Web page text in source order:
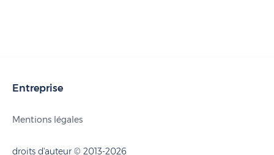
Entreprise
Mentions légales
droits d'auteur © 2013-2026